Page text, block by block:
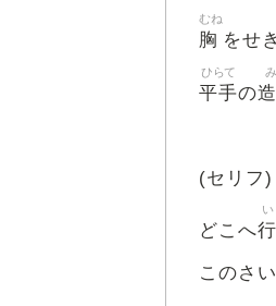
胸
むね
をせ
平手
ひらて
の
(セリフ)
どこへ行
い
このさ